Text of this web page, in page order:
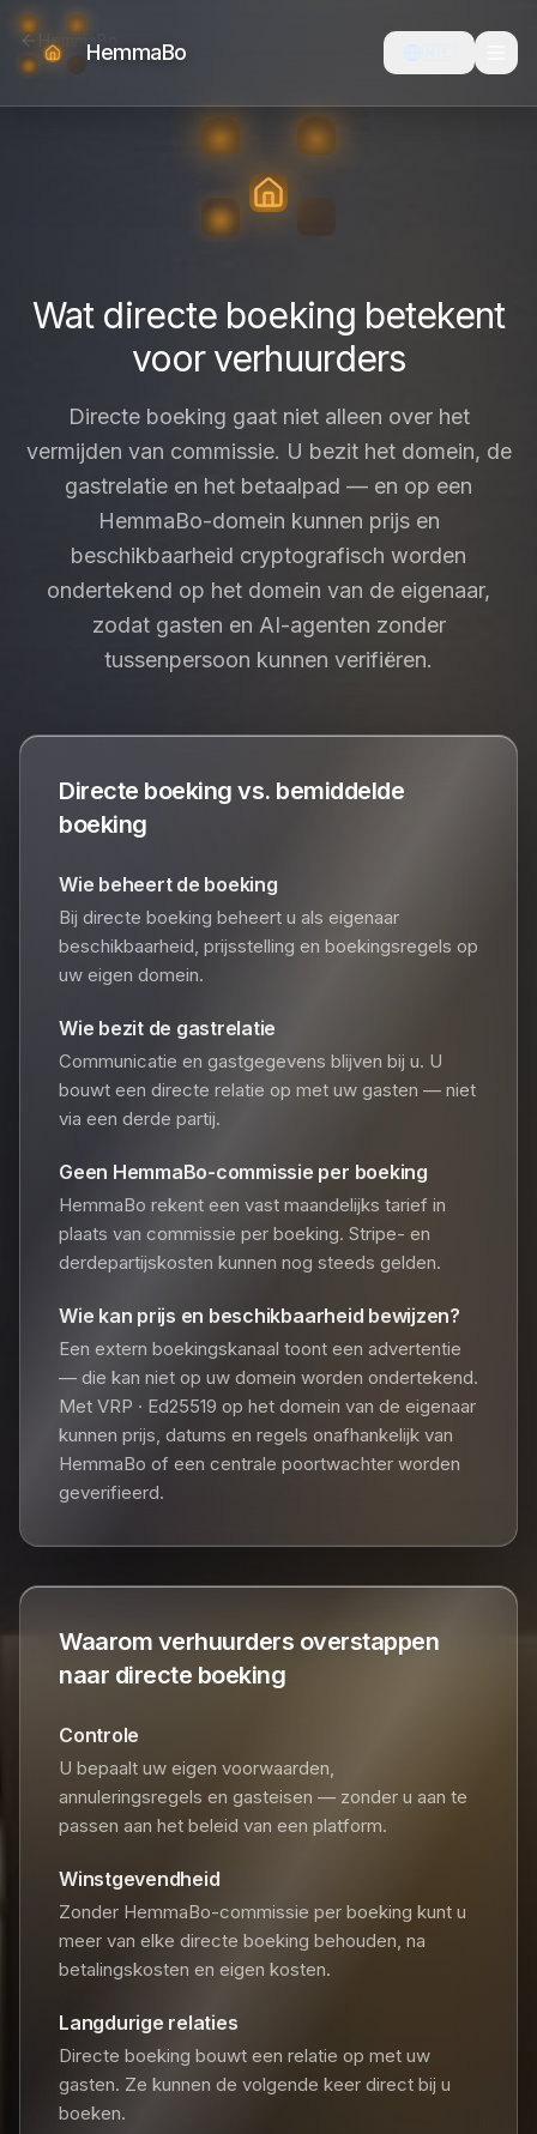
HemmaBo
HemmaBo
Wat directe boeking betekent
voor verhuurders
Directe boeking gaat niet alleen over het
vermijden van commissie. U bezit het domein, de
gastrelatie en het betaalpad — en op een
HemmaBo-domein kunnen prijs en
beschikbaarheid cryptografisch worden
ondertekend op het domein van de eigenaar,
zodat gasten en AI-agenten zonder
tussenpersoon kunnen verifiëren.
Directe boeking vs. bemiddelde
boeking
Wie beheert de boeking
Bij directe boeking beheert u als eigenaar
beschikbaarheid, prijsstelling en boekingsregels op
uw eigen domein.
Wie bezit de gastrelatie
Communicatie en gastgegevens blijven bij u. U
bouwt een directe relatie op met uw gasten — niet
via een derde partij.
Geen HemmaBo-commissie per boeking
HemmaBo rekent een vast maandelijks tarief in
plaats van commissie per boeking. Stripe- en
derdepartijskosten kunnen nog steeds gelden.
Wie kan prijs en beschikbaarheid bewijzen?
Een extern boekingskanaal toont een advertentie
— die kan niet op uw domein worden ondertekend.
Met VRP · Ed25519 op het domein van de eigenaar
kunnen prijs, datums en regels onafhankelijk van
HemmaBo of een centrale poortwachter worden
geverifieerd.
Waarom verhuurders overstappen
naar directe boeking
Controle
U bepaalt uw eigen voorwaarden,
annuleringsregels en gasteisen — zonder u aan te
passen aan het beleid van een platform.
Winstgevendheid
Zonder HemmaBo-commissie per boeking kunt u
meer van elke directe boeking behouden, na
betalingskosten en eigen kosten.
Langdurige relaties
Directe boeking bouwt een relatie op met uw
gasten. Ze kunnen de volgende keer direct bij u
boeken.